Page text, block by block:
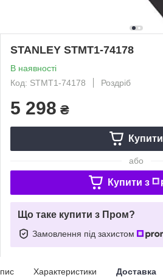
STANLEY STMT1-74178
В наявності
Код: STMT1-74178
Роздріб
5 298 ₴
Купити
або
Купити з
Що таке купити з Пром?
Замовлення під захистом
Характеристики Доставка